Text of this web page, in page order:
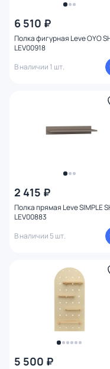
6 510 ₽
Полка фигурная Leve OYO
LEV00918
В наличии 1 шт.
2 415 ₽
Полка прямая Leve SIMPLE
LEV00883
В наличии 5 шт.
5 500 ₽